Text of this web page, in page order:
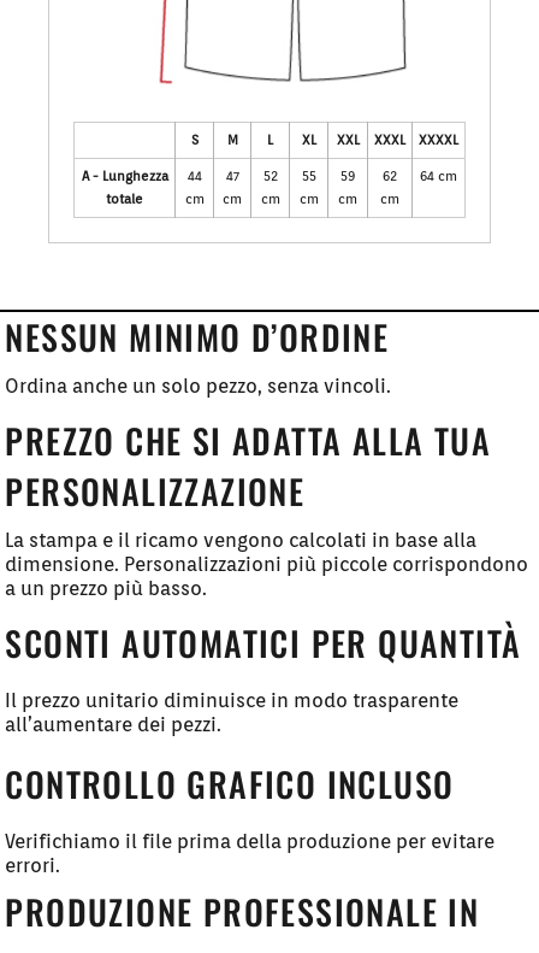
S M L XL XXL XXXL XXXXL
A - Lunghezza
totale
44
cm
47
cm
52
cm
55
cm
59
cm
62
cm
64 cm
NESSUN MINIMO D’ORDINE
Ordina anche un solo pezzo, senza vincoli.
PREZZO CHE SI ADATTA ALLA TUA
PERSONALIZZAZIONE
La stampa e il ricamo vengono calcolati in base alla
dimensione. Personalizzazioni più piccole corrispondono
a un prezzo più basso.
SCONTI AUTOMATICI PER QUANTITÀ
Il prezzo unitario diminuisce in modo trasparente
all’aumentare dei pezzi.
CONTROLLO GRAFICO INCLUSO
Verifichiamo il file prima della produzione per evitare
errori.
PRODUZIONE PROFESSIONALE IN